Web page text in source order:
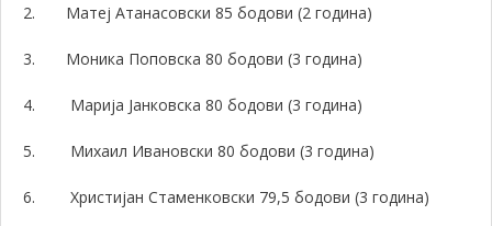
2. Матеј Атанасовски 85 бодови (2 година)
3. Моника Поповска 80 бодови (3 година)
4. Марија Јанковска 80 бодови (3 година)
5. Михаил Ивановски 80 бодови (3 година)
6. Христијан Стаменковски 79,5 бодови (3 година)